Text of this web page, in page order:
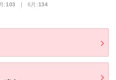
:103 | 6月:134